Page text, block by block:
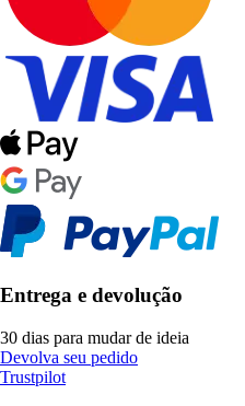
Entrega e devolução
30 dias para mudar de ideia
Devolva seu pedido
Trustpilot